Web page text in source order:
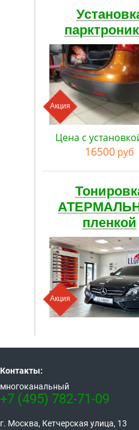
Акция
Цена с
16500 руб
пленкой
Акция
Контакты:
многоканальный
+7 (495) 782-71-09
г. Москва, Кетчерская улица, 13